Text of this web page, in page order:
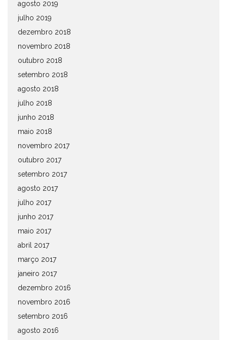
agosto 2019
julho 2019
dezembro 2018
novembro 2018
outubro 2018
setembro 2018
agosto 2018
julho 2018
junho 2018
maio 2018
novembro 2017
outubro 2017
setembro 2017
agosto 2017
julho 2017
junho 2017
maio 2017
abril 2017
março 2017
janeiro 2017
dezembro 2016
novembro 2016
setembro 2016
agosto 2016